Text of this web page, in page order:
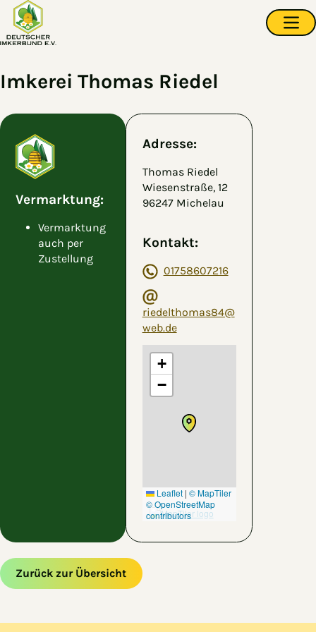
Zum Hauptinhalt springen
Imkerei Thomas Riedel
Vermarktung:
Vermarktung
auch per
Zustellung
Adresse:
Thomas Riedel
Wiesenstraße, 12
96247 Michelau
Kontakt:
01758607216
riedelthomas84@
web.de
+
−
Leaflet | © MapTiler
© OpenStreetMap
contributors
Zurück zur Übersicht